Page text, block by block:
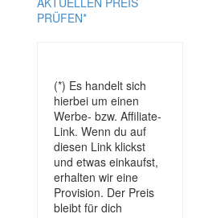
PRÜFEN*
(*) Es handelt sich
hierbei um einen
Werbe- bzw. Affiliate-
Link. Wenn du auf
diesen Link klickst
und etwas einkaufst,
erhalten wir eine
Provision. Der Preis
bleibt für dich